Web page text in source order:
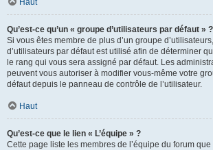
Haut
Qu’est-ce qu’un « groupe d’utilisateurs par défaut » ?
Si vous êtes membre de plus d’un groupe
d’utilisateurs par défaut est utilisé afin de déterminer
le rang qui vous sera assigné par défaut. Les
peuvent vous autoriser à modifier vous-même votre
défaut depuis le panneau de contrôle de l’utilisateur.
Haut
Qu’est-ce que le lien « L’équipe » ?
Cette page liste les membres de l’équipe du forum que